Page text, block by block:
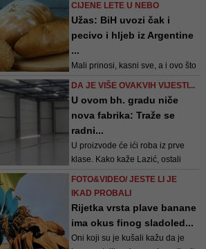
potrebno pridržavati se ovakvog
jelovnika
CIJENE LETE U NEBO
Užas: BiH uvozi čak i
pecivo i hljeb iz Argentine
...
Mali prinosi, kasni sve, a i ovo što
prispije je vrlo lošeg kvaliteta,
za Faktor Nedžad Bićo,
predsjednik Udruženja
poljoprivrednika Federacije BiH
DA JE VIŠE OVAKVIH VIJESTI...
U ovom bh. gradu niče
nova fabrika: Traže se
radni...
U proizvode će ići roba iz prve
klase. Kako kaže Lazić, ostali
teglama i na trpezama završavati
najbolje sa njive, odmah nakon
branja
FOTO&VIDEO/ JESTE LI JE
IKAD PROBALI
Rijetka vrsta plave banane
ima okus finog sladoled...
Oni koji su je kušali kažu da je